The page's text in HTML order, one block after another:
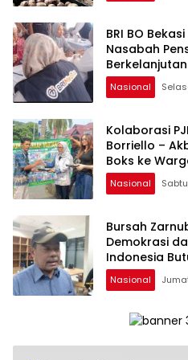
BRI BO
Nasabah
Berkelanjutan
Nasional
Kolaborasi
Borriello –
Boks ke
Nasional
Bursah
Demokrasi
Indonesia
Konsisten
Keadilan, dan
Sastra.
Nasional